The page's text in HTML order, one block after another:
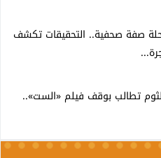
صفة صحفية.. التحقيقات تكشف
تطالب بوقف فيلم «الست»..